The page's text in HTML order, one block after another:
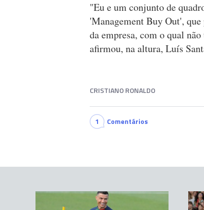
"Eu e um conjunto de
'Management Buy Out',
da empresa, com o qual
afirmou, na altura, Luís
CRISTIANO RONALDO
1 Comentários